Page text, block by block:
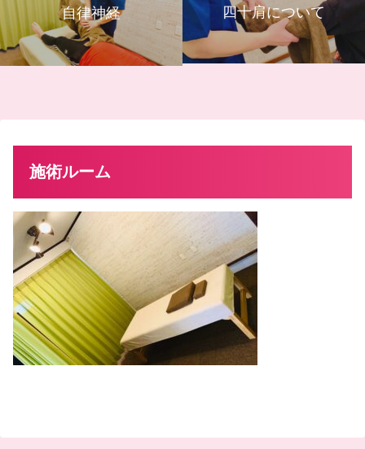
自律神経 四十肩について
施術ルーム